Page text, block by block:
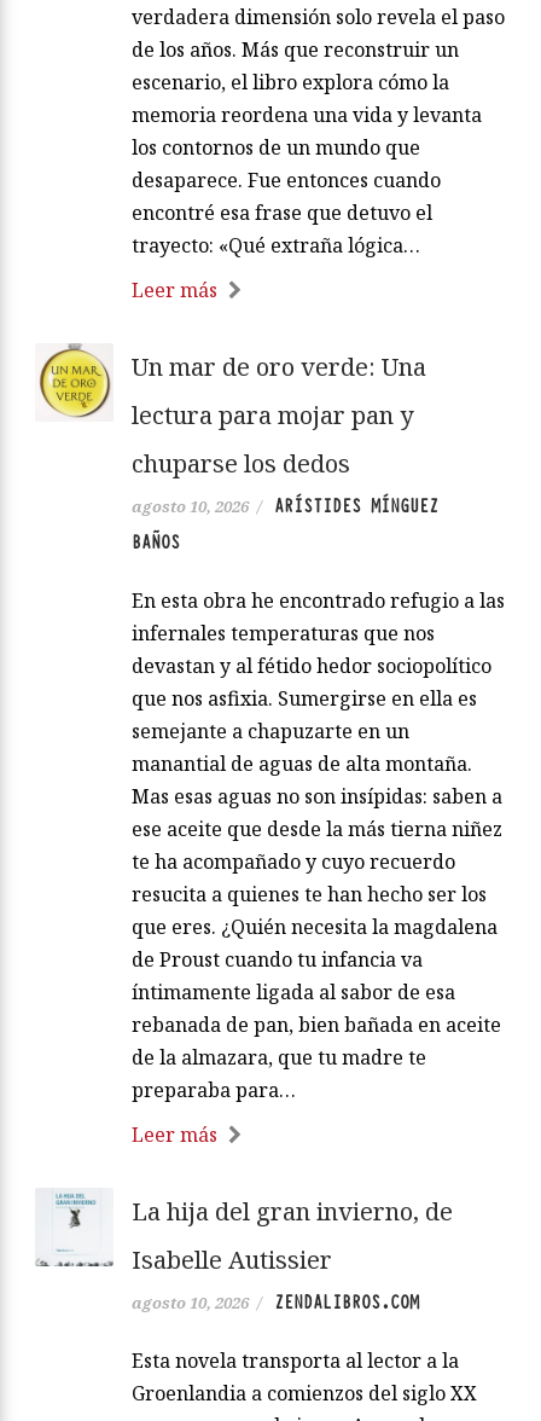
verdadera dimensión solo revela el paso
de los años. Más que reconstruir un
escenario, el libro explora cómo la
memoria reordena una vida y levanta
los contornos de un mundo que
desaparece. Fue entonces cuando
encontré esa frase que detuvo el
trayecto: «Qué extraña lógica…
Leer más
Un mar de oro verde: Una
lectura para mojar pan y
chuparse los dedos
agosto 10, 2026 /
ARÍSTIDES MÍNGUEZ
BAÑOS
En esta obra he encontrado refugio a las
infernales temperaturas que nos
devastan y al fétido hedor sociopolítico
que nos asfixia. Sumergirse en ella es
semejante a chapuzarte en un
manantial de aguas de alta montaña.
Mas esas aguas no son insípidas: saben a
ese aceite que desde la más tierna niñez
te ha acompañado y cuyo recuerdo
resucita a quienes te han hecho ser los
que eres. ¿Quién necesita la magdalena
de Proust cuando tu infancia va
íntimamente ligada al sabor de esa
rebanada de pan, bien bañada en aceite
de la almazara, que tu madre te
preparaba para…
Leer más
La hija del gran invierno, de
Isabelle Autissier
agosto 10, 2026 / ZENDALIBROS.COM
Esta novela transporta al lector a la
Groenlandia a comienzos del siglo XX